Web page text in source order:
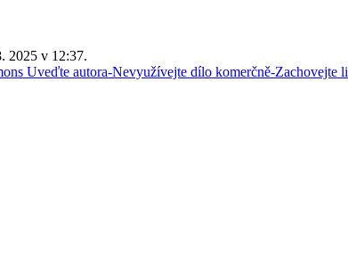
2025 v 12:37.
Uveďte autora-Nevyužívejte dílo komerčně-Zachovejte